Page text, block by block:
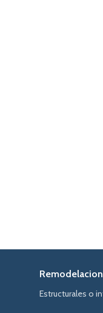
Estructurales o